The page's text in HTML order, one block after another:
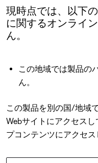
現時点では、以下
に関するオンライ
ん。
この地域では製品の
ん。
この製品を別の国/地域
Webサイトにアクセス
プコンテンツにアクセス